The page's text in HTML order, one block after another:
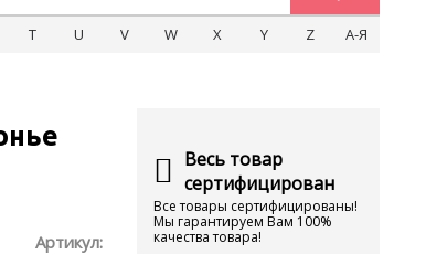
T U V W X Y Z А-Я
Весь товар
сертифицирован
Все товары сертифицированы!
Мы гарантируем Вам 100%
качества товара!
Артикул: